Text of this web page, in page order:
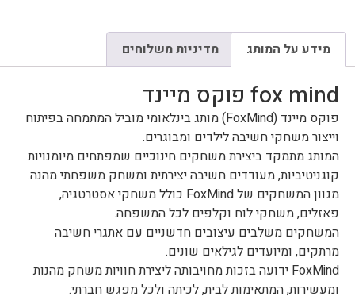
מידע על המותג מדיניות משלוחים
fox mind פוקס מיינד
פוקס מיינד (FoxMind) מותג בינלאומי מוביל המתמחה בפיתוח
וייצור משחקי חשיבה לילדים ומבוגרים.
המותג מתמקד ביצירת משחקים חינוכיים שמפתחים מיומנויות
קוגניטיביות, מעודדים חשיבה יצירתית ומשחק משפחתי מהנה.
מגוון המשחקים של FoxMind כולל משחקי אסטרטגיה,
פאזלים, משחקי לוח וקלפים לכל המשפחה.
המשחקים משלבים עיצובים חדשניים עם אתגרי חשיבה
מרתקים, ומיועדים לגילאים שונים.
FoxMind ידועה בזכות מחויבותה ליצירת חוויות משחק מהנות
ומעשירות, המתאימות לבית, לכיתה ולכל מפגש חברתי.